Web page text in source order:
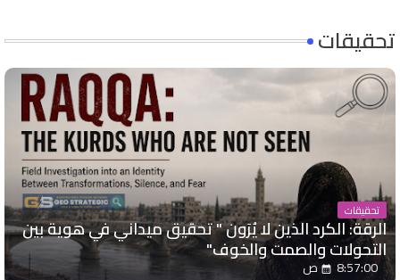
تحقيقات
تحقيقات
الرقة: الكرد الذين لا يُرَون " تحقيق ميداني في هوية بين
التحولات والصمت والخوف"
8:57:00 ص